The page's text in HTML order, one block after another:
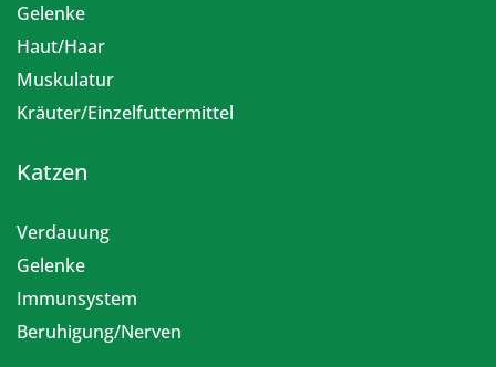
Gelenke
Haut/Haar
Muskulatur
Kräuter/Einzelfuttermittel
Katzen
Verdauung
Gelenke
Immunsystem
Beruhigung/Nerven